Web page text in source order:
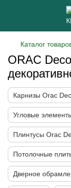
Каталог
ORAC
Карнизы Orac
Угловые
Плинтусы Orac
Потолочные
Дверное